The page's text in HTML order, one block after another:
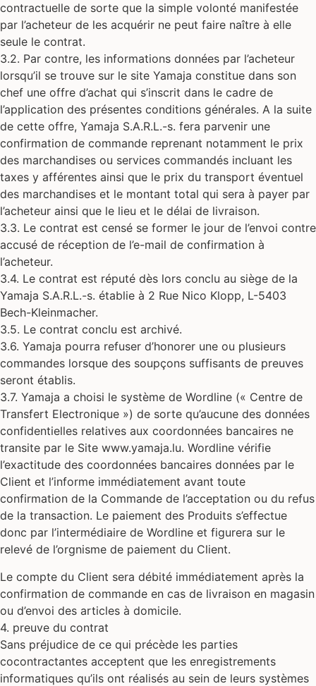
contractuelle de sorte que la simple volonté manifestée
par l’acheteur de les acquérir ne peut faire naître à elle
seule le contrat.
3.2. Par contre, les informations données par l’acheteur
lorsqu’il se trouve sur le site Yamaja constitue dans son
chef une offre d’achat qui s’inscrit dans le cadre de
l’application des présentes conditions générales. A la suite
de cette offre, Yamaja S.A.R.L.-s. fera parvenir une
confirmation de commande reprenant notamment le prix
des marchandises ou services commandés incluant les
taxes y afférentes ainsi que le prix du transport éventuel
des marchandises et le montant total qui sera à payer par
l’acheteur ainsi que le lieu et le délai de livraison.
3.3. Le contrat est censé se former le jour de l’envoi contre
accusé de réception de l’e-mail de confirmation à
l’acheteur.
3.4. Le contrat est réputé dès lors conclu au siège de la
Yamaja S.A.R.L.-s. établie à 2 Rue Nico Klopp, L-5403
Bech-Kleinmacher.
3.5. Le contrat conclu est archivé.
3.6. Yamaja pourra refuser d’honorer une ou plusieurs
commandes lorsque des soupçons suffisants de preuves
seront établis.
3.7. Yamaja a choisi le système de Wordline (« Centre de
Transfert Electronique ») de sorte qu’aucune des données
confidentielles relatives aux coordonnées bancaires ne
transite par le Site www.yamaja.lu. Wordline vérifie
l’exactitude des coordonnées bancaires données par le
Client et l’informe immédiatement avant toute
confirmation de la Commande de l’acceptation ou du refus
de la transaction. Le paiement des Produits s’effectue
donc par l’intermédiaire de Wordline et figurera sur le
relevé de l’orgnisme de paiement du Client.
Le compte du Client sera débité immédiatement après la
confirmation de commande en cas de livraison en magasin
ou d’envoi des articles à domicile.
4. preuve du contrat
Sans préjudice de ce qui précède les parties
cocontractantes acceptent que les enregistrements
informatiques qu’ils ont réalisés au sein de leurs systèmes